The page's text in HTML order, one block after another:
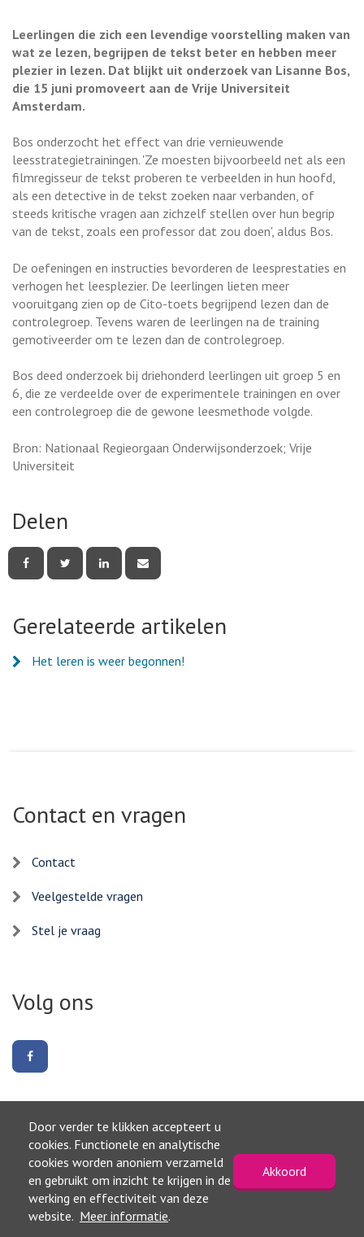
Door verder te klikken accepteert u
cookies. Functionele en analytische
cookies worden anoniem verzameld
en gebruikt om inzicht te krijgen in de
werking en effectiviteit van deze
website. Meer informatie.
Akkoord
Leerlingen die zich een levendige voorstelling maken van
wat ze lezen, begrijpen de tekst beter en hebben meer
plezier in lezen. Dat blijkt uit onderzoek van Lisanne Bos,
die 15 juni promoveert aan de Vrije Universiteit
Amsterdam.
Bos onderzocht het effect van drie vernieuwende
leesstrategietrainingen. 'Ze moesten bijvoorbeeld net als een
filmregisseur de tekst proberen te verbeelden in hun hoofd,
als een detective in de tekst zoeken naar verbanden, of
steeds kritische vragen aan zichzelf stellen over hun begrip
van de tekst, zoals een professor dat zou doen', aldus Bos.
De oefeningen en instructies bevorderen de leesprestaties en
verhogen het leesplezier. De leerlingen lieten meer
vooruitgang zien op de Cito-toets begrijpend lezen dan de
controlegroep. Tevens waren de leerlingen na de training
gemotiveerder om te lezen dan de controlegroep.
Bos deed onderzoek bij driehonderd leerlingen uit groep 5 en
6, die ze verdeelde over de experimentele trainingen en over
een controlegroep die de gewone leesmethode volgde.
Bron: Nationaal Regieorgaan Onderwijsonderzoek; Vrije
Universiteit
Delen
deze deze deze deze
mail
Gerelateerde artikelen
Het leren is weer begonnen!
Contact en vragen
Contact
Veelgestelde vragen
Stel je vraag
Volg ons
ons
Naar boven
©2026, Gemeente Waterland
Privacyverklaring
Toegankelijkheidsverklaring